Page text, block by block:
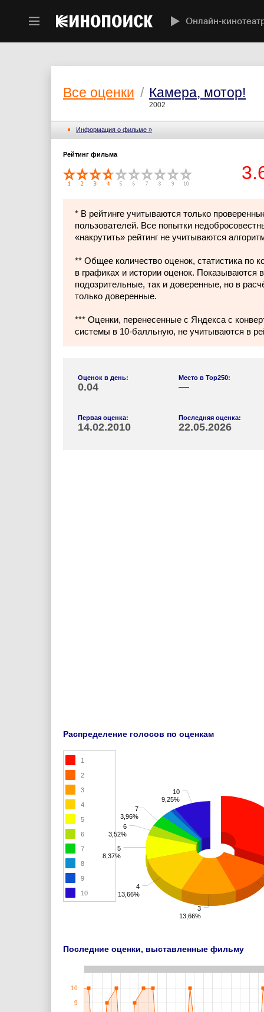
Онлайн-
Все оценки / Камера, мотор!
2002
Информация о фильме »
Рейтинг фильма
* В рейтинге учитываются только
пользователей. Все попытки
«накрутить» рейтинг не учитываются
** Общее количество оценок, статистика по
в графиках и истории оценок. Показываются
подозрительные, так и доверенные, но в
только доверенные.
*** Оценки, перенесенные с Яндекса с
системы в 10-балльную, не учитываются в
Оценок в день:
0.04
Место в Top250:
—
Первая оценка:
14.02.2010
Последняя оценка:
22.05.2026
Распределение голосов по оценкам
10
9,25%
7
3,96%
6
3,52%
5
8,37%
4
13,66%
3
13,66%
1
2
3
4
5
6
7
8
9
10
Последние оценки, выставленные фильму
9
10